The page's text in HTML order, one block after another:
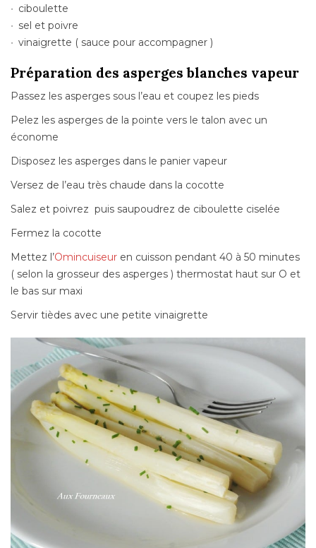
ciboulette
sel et poivre
vinaigrette ( sauce pour accompagner )
Préparation des asperges blanches vapeur
Passez les asperges sous l’eau et coupez les pieds
Pelez les asperges de la pointe vers le talon avec un
économe
Disposez les asperges dans le panier vapeur
Versez de l’eau très chaude dans la cocotte
Salez et poivrez puis saupoudrez de ciboulette ciselée
Fermez la cocotte
Mettez l’Omincuiseur en cuisson pendant 40 à 50 minutes
( selon la grosseur des asperges ) thermostat haut sur O et
le bas sur maxi
Servir tièdes avec une petite vinaigrette